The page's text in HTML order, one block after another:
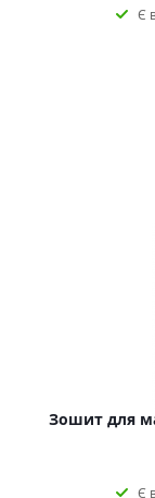
Є
Зошит для
Є